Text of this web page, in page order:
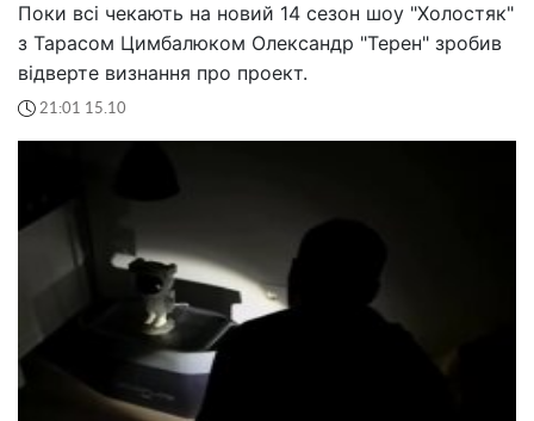
Поки всі чекають на новий 14 сезон шоу "Холостяк"
з Тарасом Цимбалюком Олександр "Терен" зробив
відверте визнання про проект.
21:01 15.10